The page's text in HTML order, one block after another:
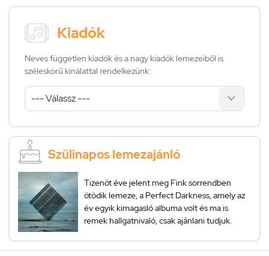
Kiadók
Neves független kiadók és a nagy kiadók lemezeiből is
széleskörű kínálattal rendelkezünk:
Szülinapos lemezajánló
Tizenöt éve jelent meg Fink sorrendben
ötödik lemeze, a Perfect Darkness, amely az
év egyik kimagasló albuma volt és ma is
remek hallgatnivaló, csak ajánlani tudjuk.